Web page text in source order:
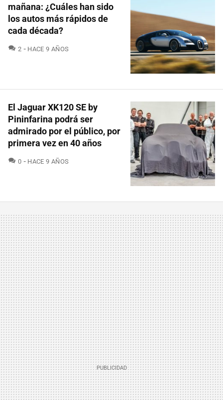
mañana: ¿Cuáles han sido
los autos más rápidos de
cada década?
2 COMENTARIOS
HACE 9 AÑOS
El Jaguar XK120 SE by
Pininfarina podrá ser
admirado por el público, por
primera vez en 40 años
0 COMENTARIOS
HACE 9 AÑOS